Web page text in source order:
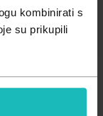
kombinirati s
su prikupili